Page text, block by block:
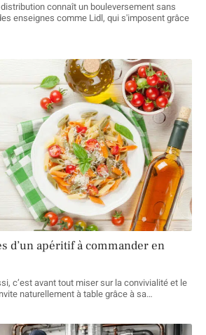
connaît un bouleversement sans
enseignes comme Lidl, qui s'imposent grâce
d’un apéritif à commander en
c’est avant tout miser sur la convivialité et le
naturellement à table grâce à sa…